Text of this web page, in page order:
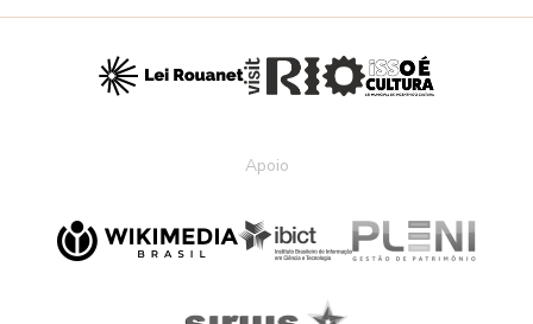
Apoio